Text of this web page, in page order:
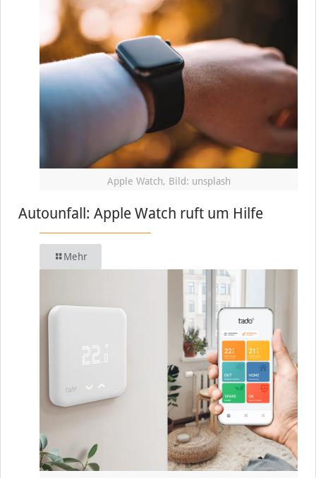
Apple Watch, Bild: unsplash
Autounfall: Apple Watch ruft um Hilfe
Mehr